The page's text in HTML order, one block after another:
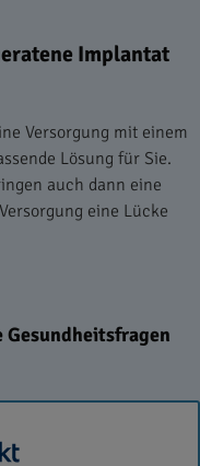
Implantat
Versorgung mit einem
Lösung für Sie.
auch dann eine
eine Lücke